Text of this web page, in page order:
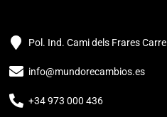
Pol. Ind. Cami dels Frares
info@mundorecambios.es
+34 973 000 436